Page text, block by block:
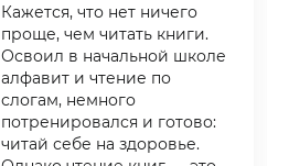
Кажется, что нет ничего
проще, чем читать книги.
Освоил в начальной школе
алфавит и чтение по
слогам, немного
потренировался и готово:
читай себе на здоровье.